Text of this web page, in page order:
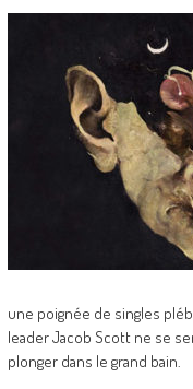
une poignée de singles
leader Jacob Scott ne se
plonger dans le grand bain.